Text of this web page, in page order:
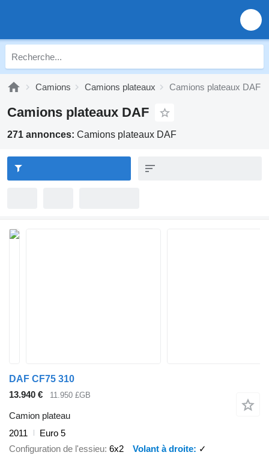
Camions Camions plateaux Camions plateaux DAF
Camions plateaux DAF
271 annonces: Camions plateaux DAF
DAF CF75 310
13.940 €
11.950 £GB
Camion plateau
2011
Euro 5
Configuration de l'essieu 6x2 Volant à droite ✓